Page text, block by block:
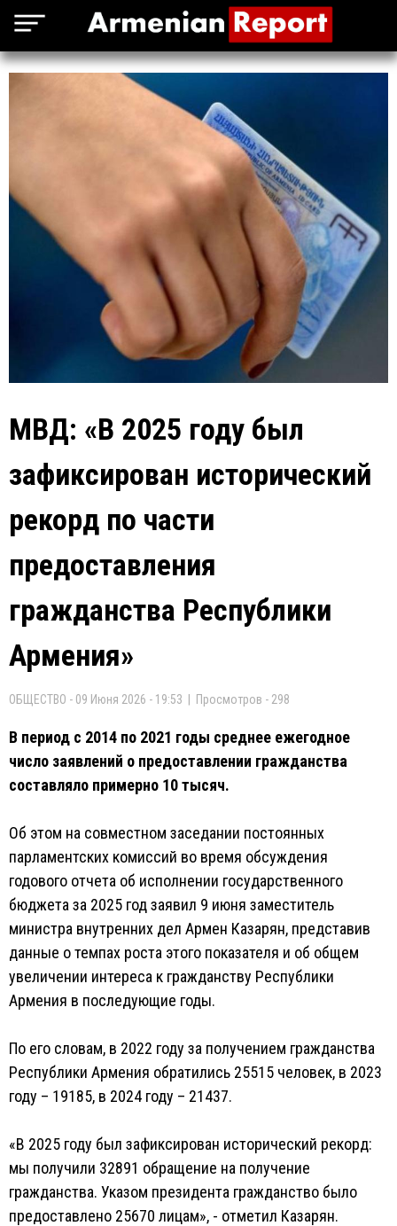
МВД: «В 2025 году был
зафиксирован исторический
рекорд по части
предоставления
гражданства Республики
Армения»
ОБЩЕСТВО - 09 Июня 2026 - 19:53 | Просмотров - 298
В период с 2014 по 2021 годы среднее ежегодное
число заявлений о предоставлении гражданства
составляло примерно 10 тысяч.
Об этом на совместном заседании постоянных
парламентских комиссий во время обсуждения
годового отчета об исполнении государственного
бюджета за 2025 год заявил 9 июня заместитель
министра внутренних дел Армен Казарян, представив
данные о темпах роста этого показателя и об общем
увеличении интереса к гражданству Республики
Армения в последующие годы.
По его словам, в 2022 году за получением гражданства
Республики Армения обратились 25515 человек, в 2023
году – 19185, в 2024 году – 21437.
«В 2025 году был зафиксирован исторический рекорд:
мы получили 32891 обращение на получение
гражданства. Указом президента гражданство было
предоставлено 25670 лицам», - отметил Казарян.